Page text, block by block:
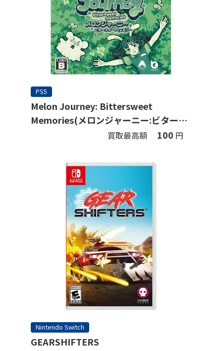
PS5
Melon Journey: Bittersweet
Memories(メロンジャーニー:ビタース
買取最高額 100 円
Nintendo Switch
GEARSHIFTERS